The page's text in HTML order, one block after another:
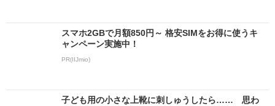
スマホ2GBで月額850円～ 格安SIMをお得に使うキ
ャンペーン実施中！
PR(IIJmio)
子ども用の小さな上靴に刺しゅうしたら…… 思わ